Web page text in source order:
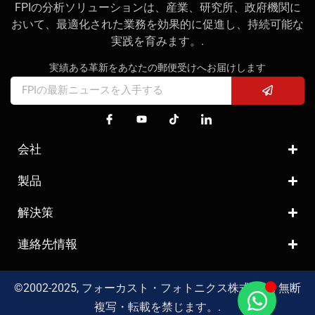
FPIの分析ソリューションは、産業、研究所、政府機関に
おいて、最適化された業務を効果的に促進し、持続可能な
実践を育みます。.
実績ある革新をあなたの郵便受けへお届けします
会社
製品
解決策
連絡先情報
©2002-2025, フォーカスト・フォトニクス株式会社. 無断
複写・転載を禁じます。.